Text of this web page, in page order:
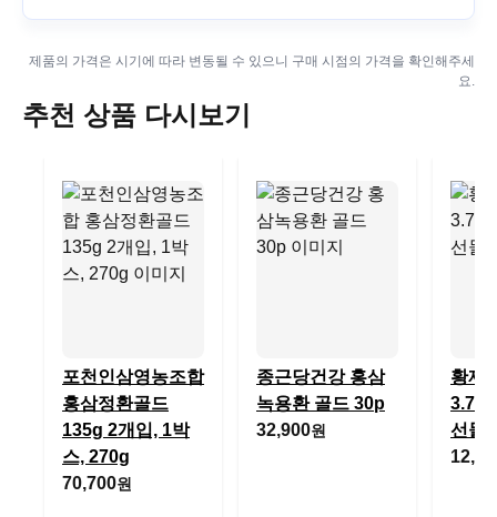
제품의 가격은 시기에 따라 변동될 수 있으니 구매 시점의 가격을 확인해주세
요.
추천 상품 다시보기
포천인삼영농조합
홍삼정환골드
135g 2개입, 1박
스, 270g
70,700원
종근당건강 홍삼
녹용환 골드 30p
32,900원
황제
선물